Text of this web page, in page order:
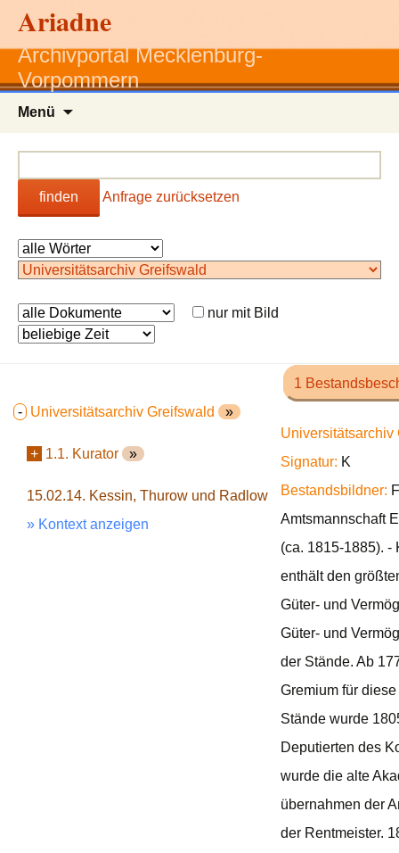
Ariadne
Archivportal Mecklenburg-
Vorpommern
Menü
finden Anfrage zurücksetzen
nur mit Bild
- Universitätsarchiv Greifswald »
+ 1.1. Kurator »
15.02.14. Kessin, Thurow und Radlow
» Kontext anzeigen
1
Signatur: K
Bestandsbildner:
Amtsmannschaft
(ca. 1815-1885). -
enthält den
Güter- und
Güter- und
der Stände. Ab
Gremium für
Stände wurde
Deputierten des
wurde die alte
übernahmen der
der Rentmeister.